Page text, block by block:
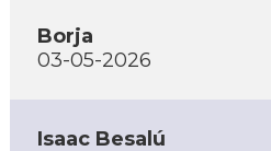
Borja
03-05-2026
Isaac Besalú